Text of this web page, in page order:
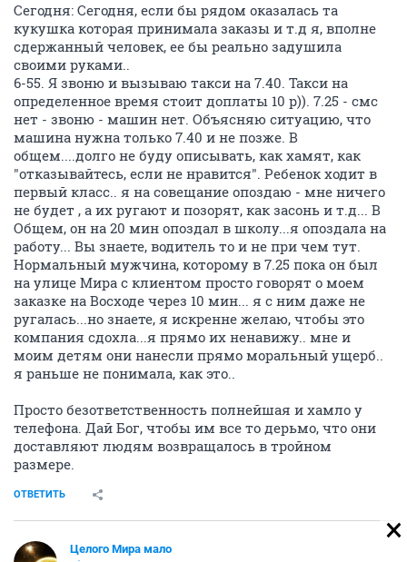
Сегодня: Сегодня, если бы рядом оказалась та
кукушка которая принимала заказы и т.д я, вполне
сдержанный человек, ее бы реально задушила
своими руками..
6-55. Я звоню и вызываю такси на 7.40. Такси на
определенное время стоит доплаты 10 р)). 7.25 - смс
нет - звоню - машин нет. Объясняю ситуацию, что
машина нужна только 7.40 и не позже. В
общем....долго не буду описывать, как хамят, как
"отказывайтесь, если не нравится". Ребенок ходит в
первый класс.. я на совещание опоздаю - мне ничего
не будет , а их ругают и позорят, как засонь и т.д... В
Общем, он на 20 мин опоздал в школу...я опоздала на
работу... Вы знаете, водитель то и не при чем тут.
Нормальный мужчина, которому в 7.25 пока он был
на улице Мира с клиентом просто говорят о моем
заказке на Восходе через 10 мин... я с ним даже не
ругалась...но знаете, я искренне желаю, чтобы это
компания сдохла...я прямо их ненавижу.. мне и
моим детям они нанесли прямо моральный ущерб..
я раньше не понимала, как это..
Просто безответственность полнейшая и хамло у
телефона. Дай Бог, чтобы им все то дерьмо, что они
доставляют людям возвращалось в тройном
размере.
ОТВЕТИТЬ
Целого Мира мало